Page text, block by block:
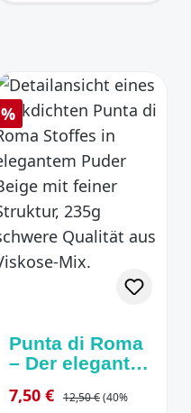
Rabatt
%
Punta di Roma
– Der elegante
Puder-Nuancen
Verkaufspreis:
7,50 € Regulärer Preis:
12,50 €(40%